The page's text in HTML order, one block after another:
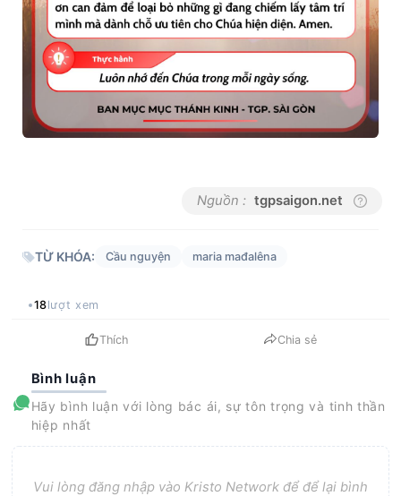
Nguồn : tgpsaigon.net
TỪ KHÓA: Cầu nguyện maria mađalêna
18lượt xem
Thích Chia sẻ
Bình luận
Hãy bình luận với lòng bác ái, sự tôn trọng và tinh thần
hiệp nhất
Vui lòng đăng nhập vào Kristo Network để để lại bình